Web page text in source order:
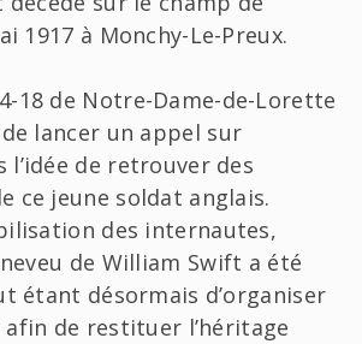
1917 à Monchy-Le-Preux.
18 de Notre-Dame-de-Lorette
lancer un appel sur
l’idée de retrouver des
ce jeune soldat anglais.
des internautes,
de William Swift a été
étant désormais d’organiser
de restituer l’héritage